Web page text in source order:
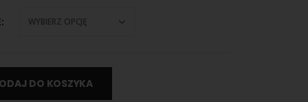
DO KOSZYKA